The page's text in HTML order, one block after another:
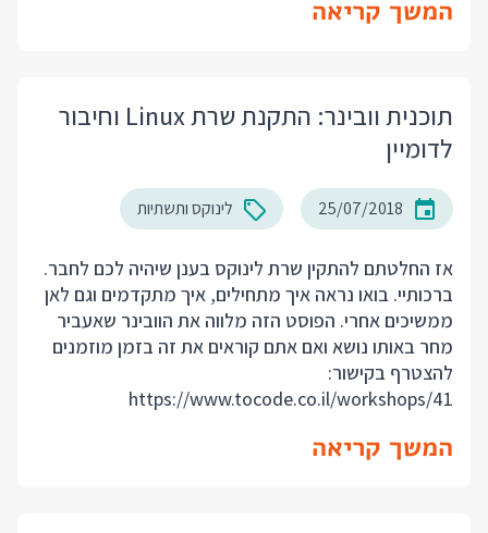
המשך קריאה
תוכנית וובינר: התקנת שרת Linux וחיבור
לדומיין
25/07/2018 לינוקס ותשתיות
אז החלטתם להתקין שרת לינוקס בענן שיהיה לכם לחבר.
ברכותיי. בואו נראה איך מתחילים, איך מתקדמים וגם לאן
ממשיכים אחרי. הפוסט הזה מלווה את הוובינר שאעביר
מחר באותו נושא ואם אתם קוראים את זה בזמן מוזמנים
להצטרף בקישור:
https://www.tocode.co.il/workshops/41
המשך קריאה